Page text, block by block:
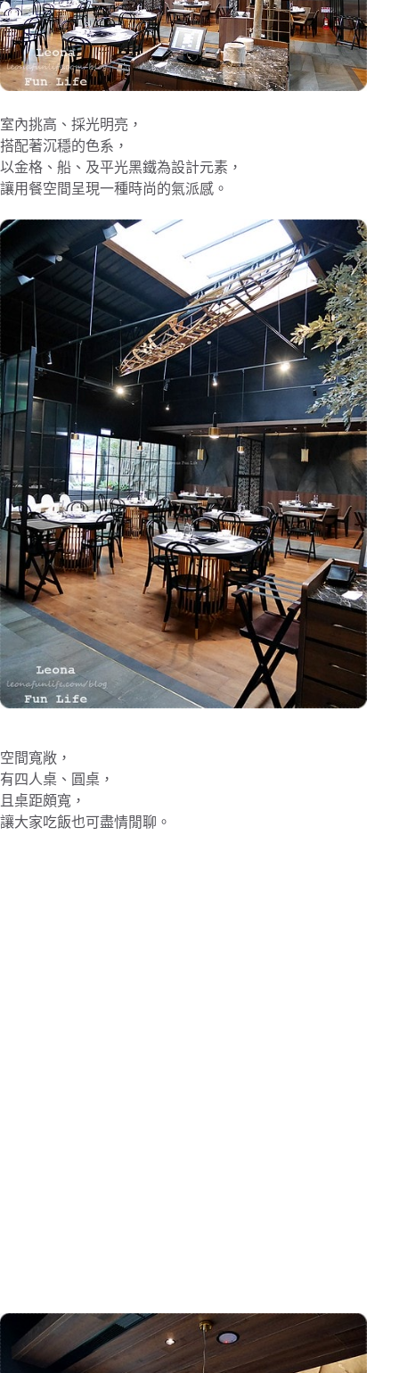
室內挑高、採光明亮，
搭配著沉穩的色系，
以金格、船、及平光黑鐵為設計元素，
讓用餐空間呈現一種時尚的氣派感。
空間寬敞，
有四人桌、圓桌，
且桌距頗寬，
讓大家吃飯也可盡情閒聊。